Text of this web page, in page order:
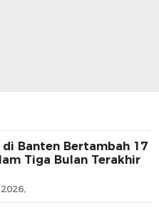
Banten Bertambah 17
Tiga Bulan Terakhir